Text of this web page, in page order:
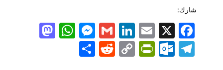
شارك:
Facebook
X
Email
LinkedIn
Gmail
Telegram
Outlook.com
PrintFriendly
Copy
Reddit
Share